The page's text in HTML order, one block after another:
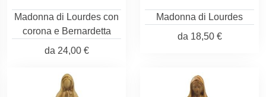
Madonna di Lourdes con
corona e Bernardetta
da 24,00 €
Madonna di Lourdes
da 18,50 €